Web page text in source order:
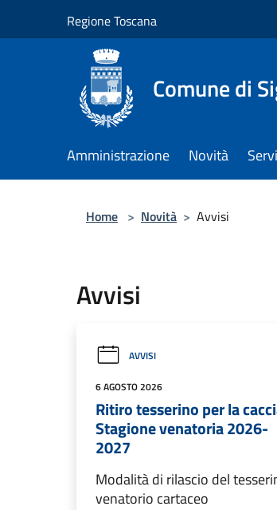
Regione Toscana
Comune di
Amministrazione Novità
Home > Novità > Avvisi
Avvisi
AVVISI
6 AGOSTO 2026
Ritiro tesserino per la
Stagione venatoria 2026-
2027
Modalità di rilascio del
venatorio cartaceo